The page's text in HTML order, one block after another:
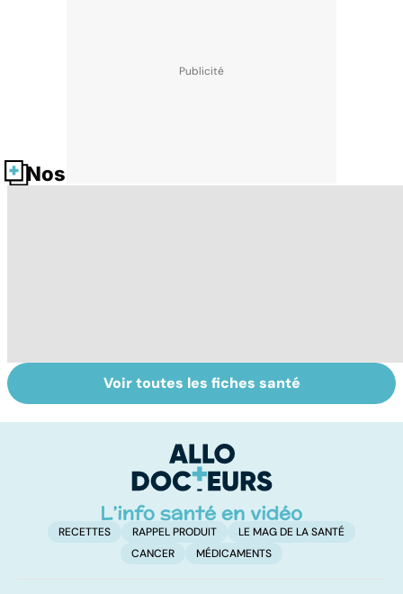
Nos fiches santé
Myopathie de
Duchenne : la
Comprendre le
syndrome de
Voir toutes les fiches santé
RECETTES RAPPEL PRODUIT
LE MAG DE LA SANTÉ
CANCER
MÉDICAMENTS